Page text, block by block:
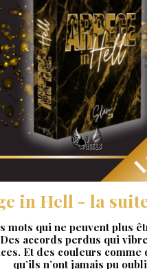
in Hell - la
mots qui ne peuvent plus
Des accords perdus qui
Et des couleurs comme
qu’ils n’ont jamais pu